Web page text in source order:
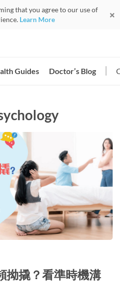
that you agree to our use of
Learn More
Guides Doctor’s Blog
拗撬？看準時機溝